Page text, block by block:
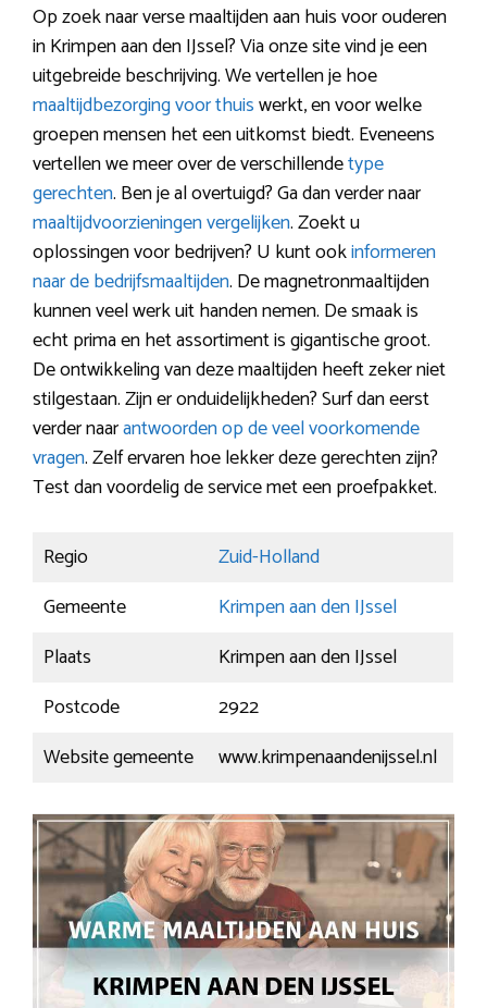
Op zoek naar verse maaltijden aan huis voor ouderen
in Krimpen aan den IJssel? Via onze site vind je een
uitgebreide beschrijving. We vertellen je hoe
maaltijdbezorging voor thuiswerkt, en voor welke
groepen mensen het een uitkomst biedt. Eveneens
vertellen we meer over de verschillendetype
gerechten. Ben je al overtuigd? Ga dan verder naar
maaltijdvoorzieningen vergelijken. Zoekt u
oplossingen voor bedrijven? U kunt ookinformeren
naar de bedrijfsmaaltijden. De magnetronmaaltijden
kunnen veel werk uit handen nemen. De smaak is
echt prima en het assortiment is gigantische groot.
De ontwikkeling van deze maaltijden heeft zeker niet
stilgestaan. Zijn er onduidelijkheden? Surf dan eerst
verder naarantwoorden op de veel voorkomende
vragen. Zelf ervaren hoe lekker deze gerechten zijn?
Test dan voordelig de service met een proefpakket.
Regio
Zuid-Holland
Gemeente
Krimpen aan den IJssel
Plaats
Krimpen aan den IJssel
Postcode
2922
Website gemeente
www.krimpenaandenijssel.nl